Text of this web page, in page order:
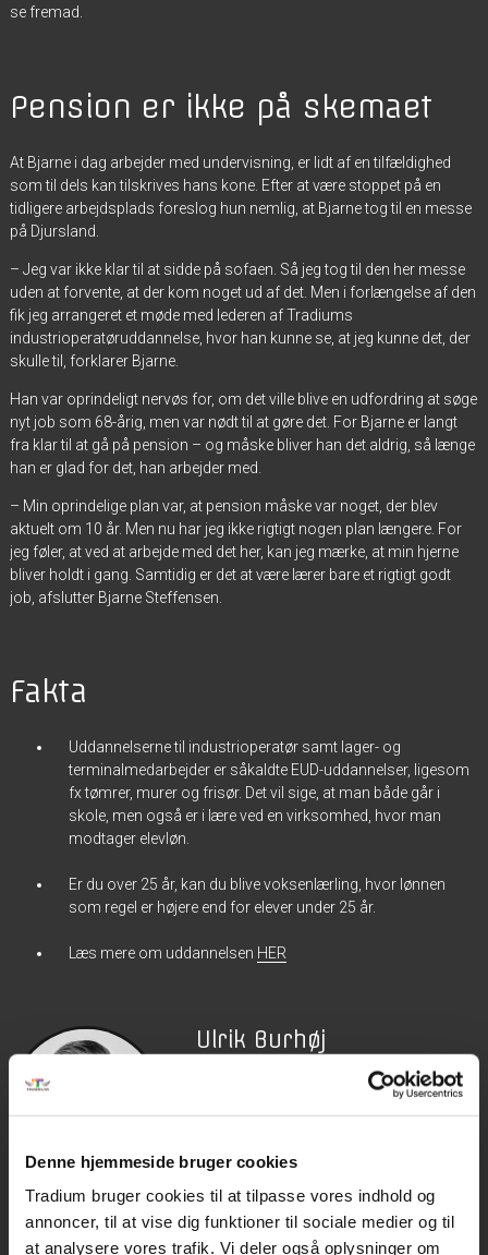
Denne hjemmeside bruger cookies
Tradium bruger cookies til at tilpasse vores indhold og
annoncer, til at vise dig funktioner til sociale medier og til
at analysere vores trafik. Vi deler også oplysninger om
se fremad.
Pension er ikke på skemaet
At Bjarne i dag arbejder med undervisning, er lidt af en tilfældighed
som til dels kan tilskrives hans kone. Efter at være stoppet på en
tidligere arbejdsplads foreslog hun nemlig, at Bjarne tog til en messe
på Djursland.
– Jeg var ikke klar til at sidde på sofaen. Så jeg tog til den her messe
uden at forvente, at der kom noget ud af det. Men i forlængelse af den
fik jeg arrangeret et møde med lederen af Tradiums
industrioperatøruddannelse, hvor han kunne se, at jeg kunne det, der
skulle til, forklarer Bjarne.
Han var oprindeligt nervøs for, om det ville blive en udfordring at søge
nyt job som 68-årig, men var nødt til at gøre det. For Bjarne er langt
fra klar til at gå på pension – og måske bliver han det aldrig, så længe
han er glad for det, han arbejder med.
– Min oprindelige plan var, at pension måske var noget, der blev
aktuelt om 10 år. Men nu har jeg ikke rigtigt nogen plan længere. For
jeg føler, at ved at arbejde med det her, kan jeg mærke, at min hjerne
bliver holdt i gang. Samtidig er det at være lærer bare et rigtigt godt
job, afslutter Bjarne Steffensen.
Fakta
Uddannelserne til industrioperatør samt lager- og
terminalmedarbejder er såkaldte EUD-uddannelser, ligesom
fx tømrer, murer og frisør. Det vil sige, at man både går i
skole, men også er i lære ved en virksomhed, hvor man
modtager elevløn.
Er du over 25 år, kan du blive voksenlærling, hvor lønnen
som regel er højere end for elever under 25 år.
Læs mere om uddannelsen HER
Ulrik Burhøj
marketing
PR-ansvarlig
E ubj@tradium.dk
AVester Allé 26, 8900
Randers